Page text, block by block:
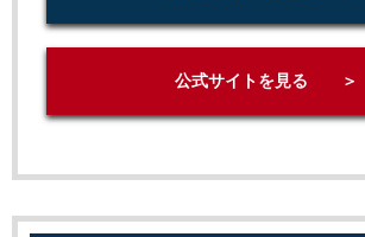
公式サイトを見る ＞